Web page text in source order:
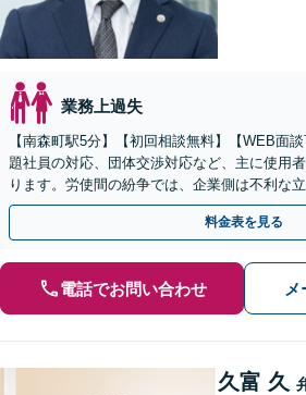
業務上過失
【南森町駅5分】【初回相談無料】【WEB面
題社員の対応、団体交渉対応など、主に使用
ります。労使間の紛争では、企業側は不利な
切な対応が必要です。お早めに弁護士にご相
料金表を見る
電話でお問い合わせ
久富 久